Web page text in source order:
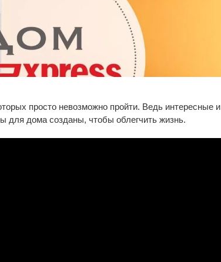
просто невозможно пройти. Ведь интересные и
для дома созданы, чтобы облегчить жизнь.